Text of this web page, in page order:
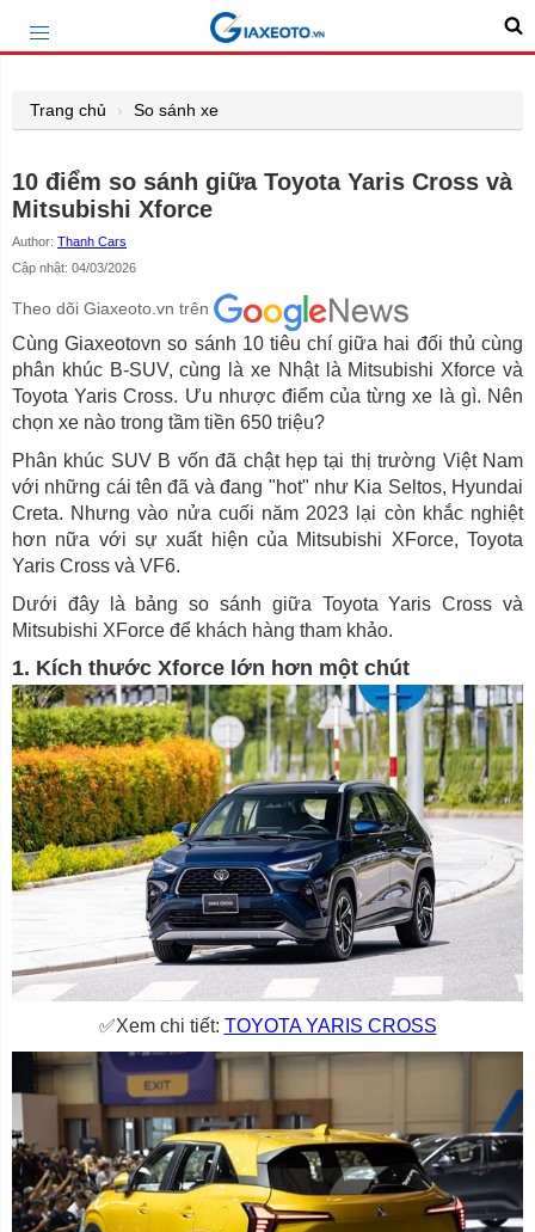
Trang chủ So sánh xe
10 điểm so sánh giữa Toyota Yaris Cross và
Mitsubishi Xforce
Author: Thanh Cars
Cập nhật: 04/03/2026
Theo dõi Giaxeoto.vn trên
Cùng Giaxeotovn so sánh 10 tiêu chí giữa hai đối thủ cùng
phân khúc B-SUV, cùng là xe Nhật là Mitsubishi Xforce và
Toyota Yaris Cross. Ưu nhược điểm của từng xe là gì. Nên
chọn xe nào trong tầm tiền 650 triệu?
Phân khúc SUV B vốn đã chật hẹp tại thị trường Việt Nam
với những cái tên đã và đang "hot" như Kia Seltos, Hyundai
Creta. Nhưng vào nửa cuối năm 2023 lại còn khắc nghiệt
hơn nữa với sự xuất hiện của Mitsubishi XForce, Toyota
Yaris Cross và VF6.
Dưới đây là bảng so sánh giữa Toyota Yaris Cross và
Mitsubishi XForce để khách hàng tham khảo.
1. Kích thước Xforce lớn hơn một chút
✅Xem chi tiết: TOYOTA YARIS CROSS